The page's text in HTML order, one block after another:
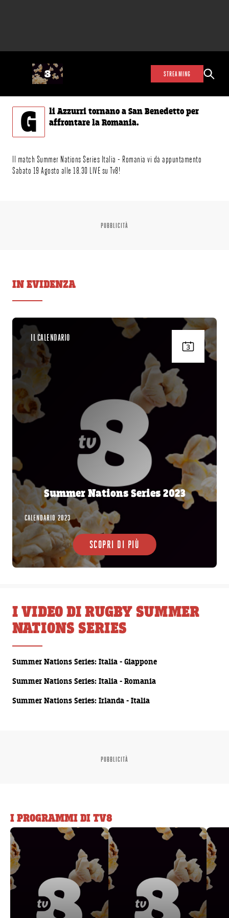
STREAMING
G
li Azzurri tornano a San Benedetto per
affrontare la Romania.
Il match Summer Nations Series Italia - Romania vi dà appuntamento
Sabato 19 Agosto alle 18.30 LIVE su Tv8!
PUBBLICITÀ
IN EVIDENZA
IL CALENDARIO
Summer Nations Series 2023
CALENDARIO 2023
SCOPRI DI PIÙ
I VIDEO DI RUGBY SUMMER
NATIONS SERIES
Summer Nations Series: Italia - Giappone
Summer Nations Series: Italia - Romania
Summer Nations Series: Irlanda - Italia
PUBBLICITÀ
I PROGRAMMI DI TV8